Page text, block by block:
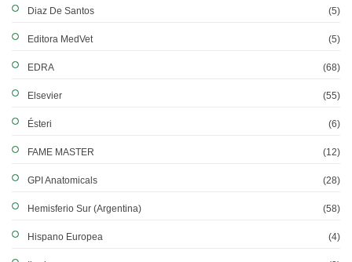
Diaz De Santos (5)
Editora MedVet (5)
EDRA (68)
Elsevier (55)
Ésteri (6)
FAME MASTER (12)
GPI Anatomicals (28)
Hemisferio Sur (Argentina) (58)
Hispano Europea (4)